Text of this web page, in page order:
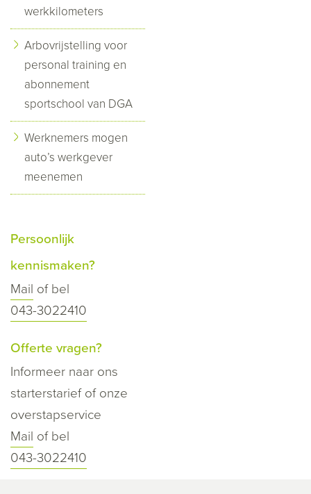
werkkilometers
Arbovrijstelling voor
personal training en
abonnement
sportschool van DGA
Werknemers mogen
auto’s werkgever
meenemen
Persoonlijk
kennismaken?
Mail of bel
043-3022410
Offerte vragen?
Informeer naar ons
starterstarief of onze
overstapservice
Mail of bel
043-3022410